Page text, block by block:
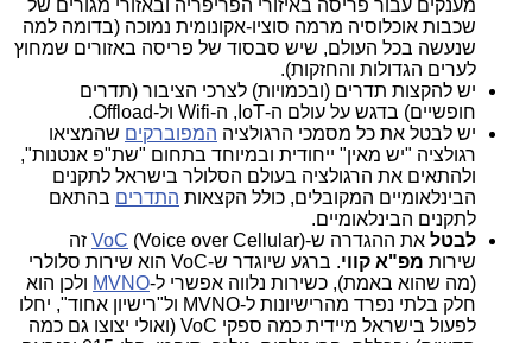
מענקים עבור פריסה באיזורי הפריפריה ובאזורי מגורים של
שכבות אוכלוסיה מרמה סוציו-אקונומית נמוכה (בדומה למה
שנעשה בכל העולם, שיש סבסוד של פריסה באזורים שמחוץ
לערים הגדולות והחזקות).
יש להקצות תדרים (ובכמויות) לצרכי הציבור (תדרים
חופשיים) בדגש על עולם ה-IoT, ה-Wifi ול-Offload.
יש לבטל את כל מסמכי הרגולציה המפוברקים שהמציאו
רגולציה "יש מאין" ייחודית ובמיוחד בתחום "שת"פ אנטנות",
ולהתאים את הרגולציה בעולם הסלולר בישראל לתקנים
הבינלאומיים המקובלים, כולל הקצאות התדרים בהתאם
לתקנים הבינלאומיים.
לבטל את ההגדרה ש-( VoC (Voice over Cellular זה
שירות מפ"א קווי
. ברגע שיוגדר ש-VoC הוא שירות סלולרי
(מה שהוא באמת), כשירות נלווה אפשרי ל-MVNO ולכן הוא
חלק בלתי נפרד מהרישיונות ל-MVNO ול"רישיון אחוד", יחלו
לפעול בישראל מיידית כמה ספקי VoC (ואולי יצוצו גם כמה